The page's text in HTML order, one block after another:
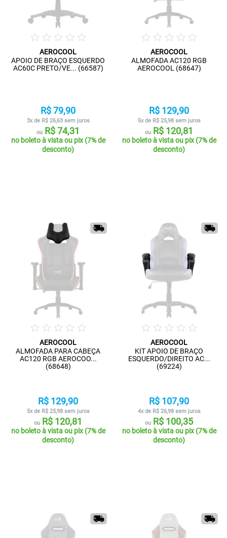
AEROCOOL
APOIO DE BRAÇO ESQUERDO
AC60C PRETO/VE... (66587)
R$ 79,90
3x de R$ 26,63 sem juros
ou R$ 74,31
no boleto à vista ou pix (7% de
desconto)
AEROCOOL
ALMOFADA AC120 RGB
AEROCOOL (68647)
R$ 129,90
5x de R$ 25,98 sem juros
ou R$ 120,81
no boleto à vista ou pix (7% de
desconto)
AEROCOOL
ALMOFADA PARA CABEÇA
AC120 RGB AEROCOO...
(68648)
R$ 129,90
5x de R$ 25,98 sem juros
ou R$ 120,81
no boleto à vista ou pix (7% de
desconto)
AEROCOOL
KIT APOIO DE BRAÇO
ESQUERDO/DIREITO AC...
(69224)
R$ 107,90
4x de R$ 26,98 sem juros
ou R$ 100,35
no boleto à vista ou pix (7% de
desconto)